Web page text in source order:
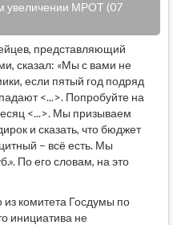
увеличении МРОТ (07
представляющий
сказал: «Мы с вами не
если пятый год подряд
<...>. Попробуйте на
<...>. Мы призываем
и сказать, что бюджет
– всё есть. Мы
По его словам, на это
комитета Госдумы по
инициатива не